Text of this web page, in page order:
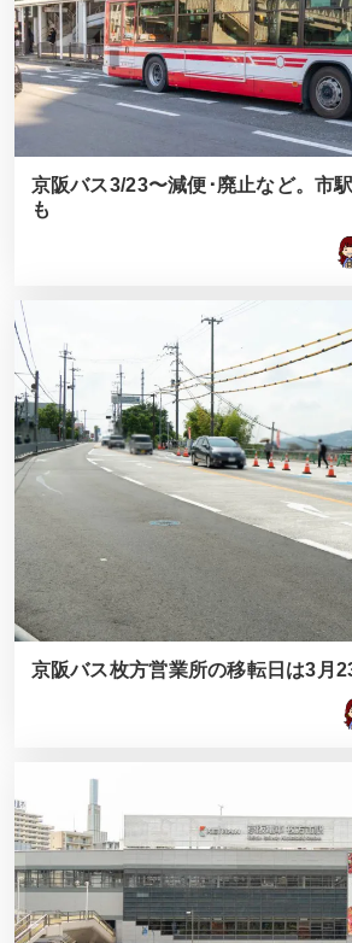
京阪バス3/23〜減便･廃止など。市
も
京阪バス枚方営業所の移転日は3月